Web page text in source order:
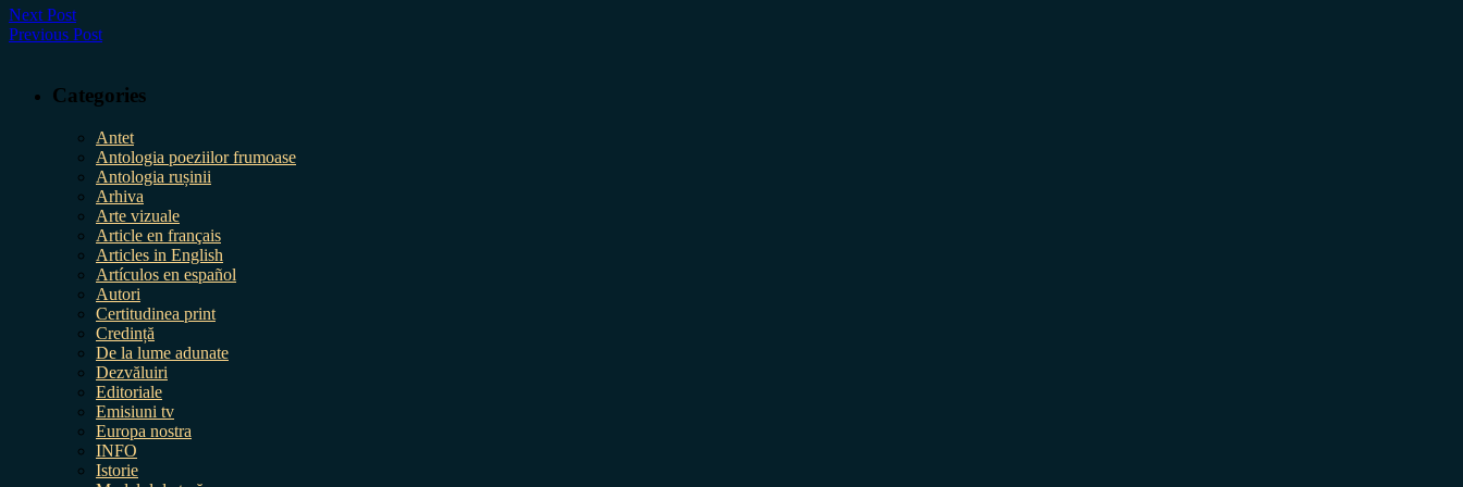
Next Post
Previous Post
Categories
Antet
Antologia poeziilor frumoase
Antologia rușinii
Arhiva
Arte vizuale
Article en français
Articles in English
Artículos en español
Autori
Certitudinea print
Credință
De la lume adunate
Dezvăluiri
Editoriale
Emisiuni tv
Europa nostra
INFO
Istorie